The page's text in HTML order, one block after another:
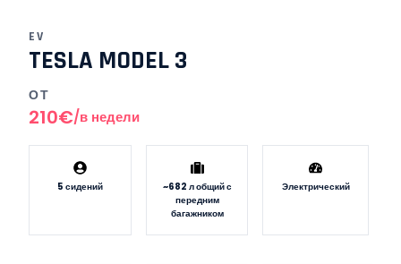
EV
TESLA MODEL 3
ОТ
210€/в недели
5 сидений
~682 л общий с
передним
багажником
Электрический